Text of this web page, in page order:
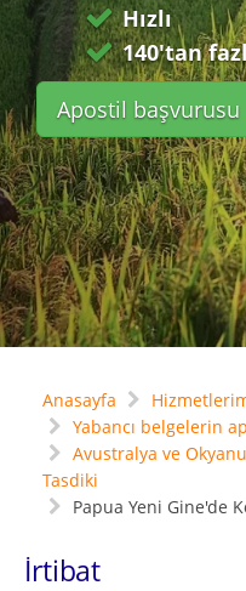
Hızlı
140'tan
Apostil başvurusu
Anasayfa
Yabancı belgelerin
Avustralya ve
Tasdiki
Papua Yeni Gine'de
İrtibat